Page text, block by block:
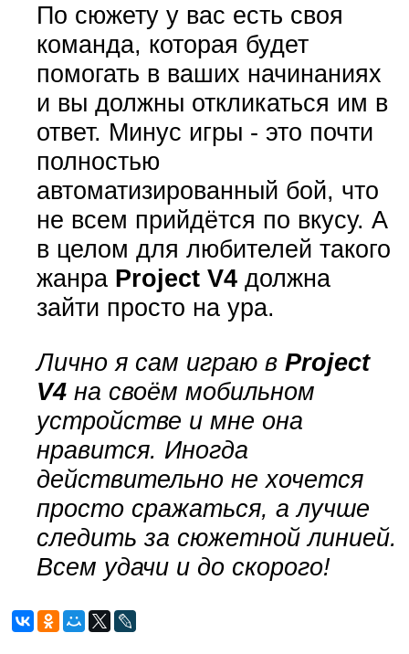
По сюжету у вас есть своя
команда, которая будет
помогать в ваших начинаниях
и вы должны откликаться им в
ответ. Минус игры - это почти
полностью
автоматизированный бой, что
не всем прийдётся по вкусу. А
в целом для любителей такого
жанра Project V4должна
зайти просто на ура.
Лично я сам играю в Project
V4на своём мобильном
устройстве и мне она
нравится. Иногда
действительно не хочется
просто сражаться, а лучше
следить за сюжетной линией.
Всем удачи и до скорого!